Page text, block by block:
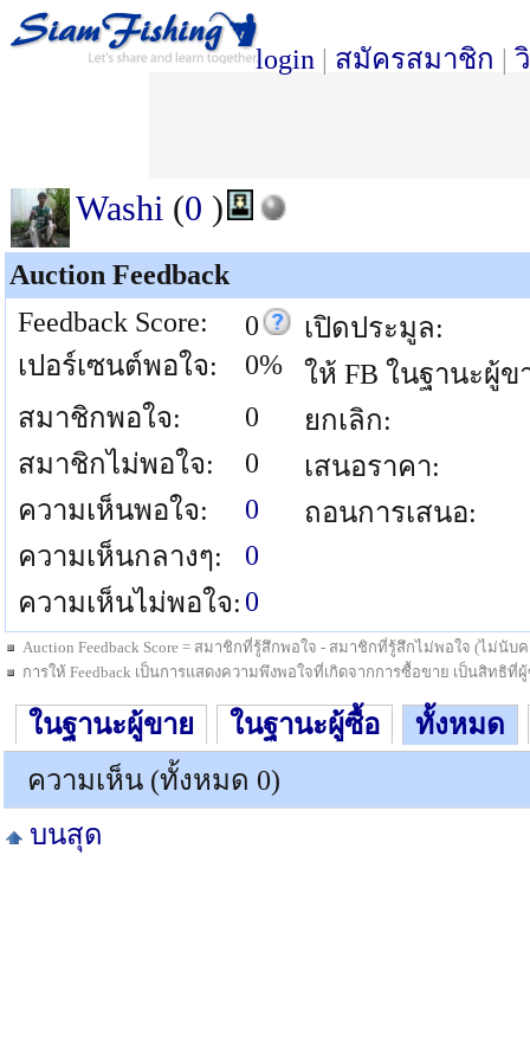
login | สมัครสมาชิก |
Washi (0 )
Auction Feedback
Feedback Score:
0
เปอร์เซนต์พอใจ:
0%
สมาชิกพอใจ:
0
สมาชิกไม่พอใจ:
0
ความเห็นพอใจ:
0
ความเห็นกลางๆ:
0
ความเห็นไม่พอใจ: 0
เปิดประมูล:
ให้ FB ในฐานะผู้ข
ยกเลิก:
เสนอราคา:
ถอนการเสนอ:
Auction Feedback Score = สมาชิกที่รู้สึกพอใจ - สมาชิกที่รู้สึกไม่พอใจ (ไม่นั
การให้ Feedback เป็นการแสดงความพึงพอใจที่เกิดจากการซื้อขาย เป็นสิทธิ
ในฐานะผู้ขาย ในฐานะผู้ซื้อ
ทั้งหมด
ความเห็น (ทั้งหมด 0)
บนสุด